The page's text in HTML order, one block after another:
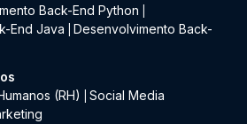
Back-End Python
End Java
Desenvolvimento Back-
(RH)
Social Media